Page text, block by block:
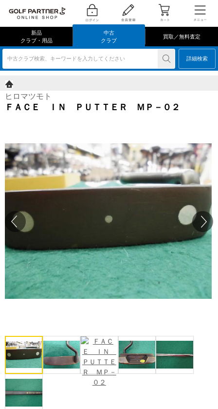
新品
クラブ・用品
中古
クラブ
買取／無料査定
中古クラブ検索、キーワードを入力してください 詳細検索
ヒロマツモト
ＦＡＣＥ ＩＮ ＰＵＴＴＥＲ ＭＰ－０２
Next